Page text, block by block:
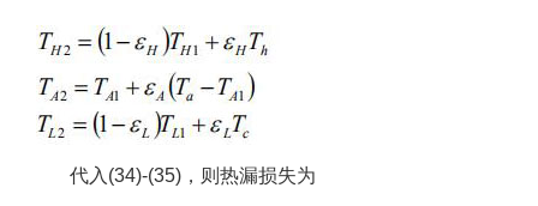
代入(34)-(35)，则热漏损失为